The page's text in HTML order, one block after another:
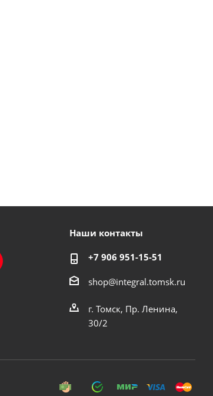
Наши контакты
+7 906 951-15-51
shop@integral.tomsk.ru
г. Томск, Пр. Ленина,
30/2